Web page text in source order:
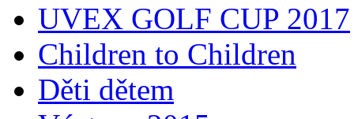
UVEX GOLF CUP 2017
Children to Children
Děti dětem